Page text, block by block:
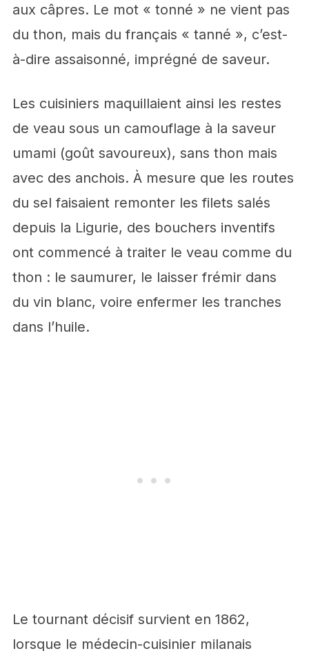
aux câpres. Le mot « tonné » ne vient pas
du thon, mais du français « tanné », c’est-
à-dire assaisonné, imprégné de saveur.
Les cuisiniers maquillaient ainsi les restes
de veau sous un camouflage à la saveur
umami (goût savoureux), sans thon mais
avec des anchois. À mesure que les routes
du sel faisaient remonter les filets salés
depuis la Ligurie, des bouchers inventifs
ont commencé à traiter le veau comme du
thon : le saumurer, le laisser frémir dans
du vin blanc, voire enfermer les tranches
dans l’huile.
Le tournant décisif survient en 1862,
lorsque le médecin-cuisinier milanais